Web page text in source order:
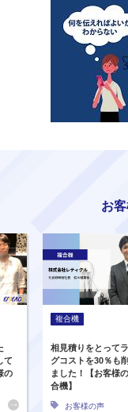
お
て
の
複合機
相見積りをとって
グコストを30％も
ました！【お客様
合機】
お客様の声